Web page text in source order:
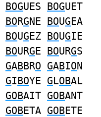
BOGUES BOGUET
BORGNE BOUGEA
BOUGEZ BOUGIE
BOURGE BOURGS
GABBRO GABION
GIBOYE GLOBAL
GOBAIT GOBANT
GOBETA GOBETE